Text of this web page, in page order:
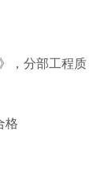
，分部工程质
格